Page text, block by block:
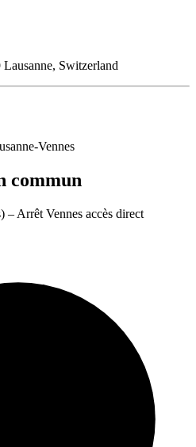
Switzerland
Vennes
commun
Arrêt Vennes accès direct